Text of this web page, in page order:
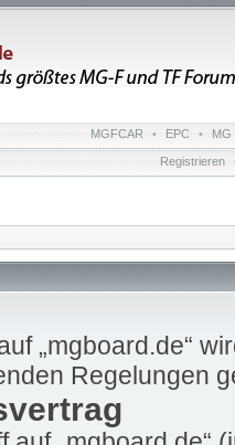
MGFCAR • EPC • MG
Registrieren
„mgboard.de“
Regelungen